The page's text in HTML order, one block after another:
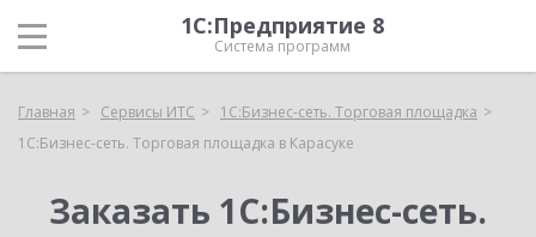
1С:Предприятие 8
Система программ
Главная Сервисы ИТС
1С:Бизнес-сеть. Торговая площадка
1С:Бизнес-сеть. Торговая площадка в Карасуке
Заказать 1С:Бизнес-сеть.